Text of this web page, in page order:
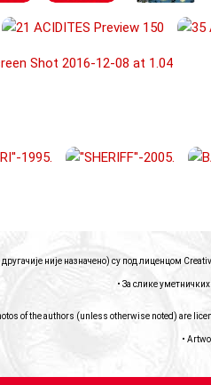
није назначено) су под лиценцом
• За слике
of the authors (unless otherwise noted) are
•